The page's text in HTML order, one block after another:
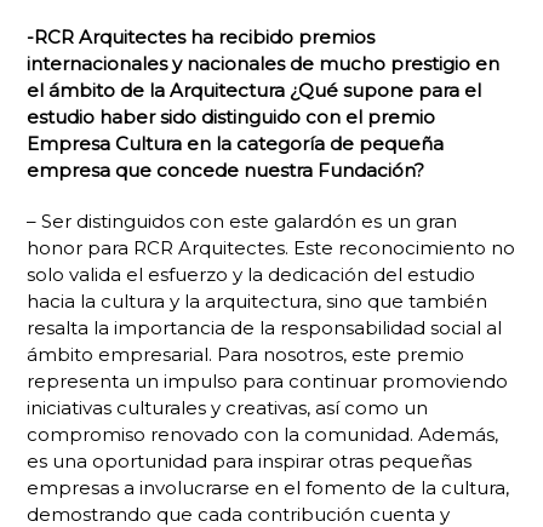
-RCR Arquitectes ha recibido premios
internacionales y nacionales de mucho prestigio en
el ámbito de la Arquitectura ¿Qué supone para el
estudio haber sido distinguido con el premio
Empresa Cultura en la categoría de pequeña
empresa que concede nuestra Fundación?
– Ser distinguidos con este galardón es un gran
honor para RCR Arquitectes. Este reconocimiento no
solovalida el esfuerzo y la dedicación del estudio
hacia la cultura y la arquitectura, sino que también
resalta la importancia de la responsabilidad social al
ámbito empresarial. Para nosotros, este premio
representa un impulso para continuar promoviendo
iniciativas culturales y creativas, así como un
compromiso renovado con la comunidad. Además,
es una oportunidad para inspirar otras pequeñas
empresas a involucrarse en el fomento de la cultura,
demostrando que cada contribución cuenta y